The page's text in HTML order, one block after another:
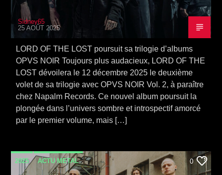
Sidney65
25 AOÛT 2025
LORD OF THE LOST poursuit sa trilogie d’albums
OPVS NOIR Toujours plus audacieux, LORD OF THE
LOST dévoilera le 12 décembre 2025 le deuxième
volet de sa trilogie avec OPVS NOIR Vol. 2, à paraître
chez Napalm Records. Ce nouvel album poursuit la
plongée dans l’univers sombre et introspectif amorcé
par le premier volume, mais […]
2025 ACTU METAL 0